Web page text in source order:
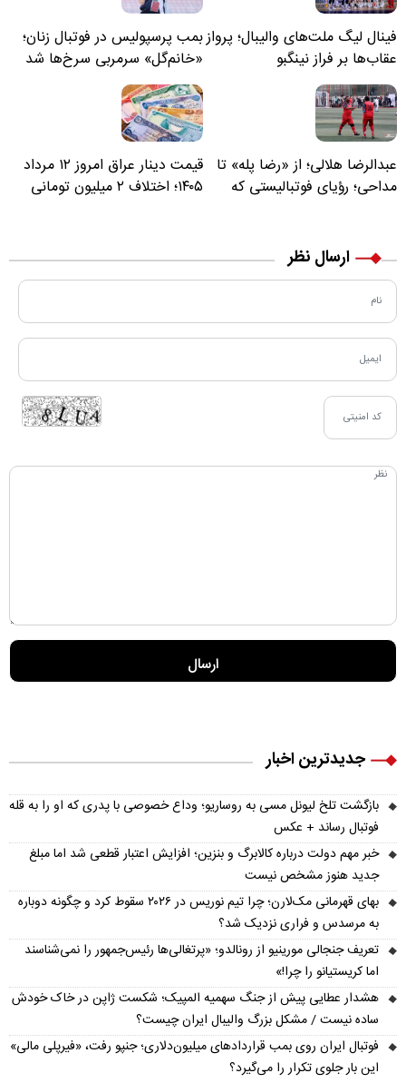
فینال لیگ ملت‌های والیبال؛ پرواز
عقاب‌ها بر فراز نینگبو
بمب پرسپولیس در فوتبال زنان؛
«خانم‌گل» سرمربی سرخ‌ها شد
عبدالرضا هلالی؛ از «رضا پله» تا
مداحی؛ رؤیای فوتبالیستی که
قیمت دینار عراق امروز ۱۲ مرداد
۱۴۰۵؛ اختلاف ۲ میلیون تومانی
ارسال نظر
جدیدترین اخبار
بازگشت تلخ لیونل مسی به روساریو؛ وداع خصوصی با پدری که او را به قله
فوتبال رساند + عکس
خبر مهم دولت درباره کالابرگ و بنزین؛ افزایش اعتبار قطعی شد اما مبلغ
جدید هنوز مشخص نیست
بهای قهرمانی مک‌لارن؛ چرا تیم نوریس در ۲۰۲۶ سقوط کرد و چگونه دوباره
به مرسدس و فراری نزدیک شد؟
تعریف جنجالی مورینیو از رونالدو؛ «پرتغالی‌ها رئیس‌جمهور را نمی‌شناسند
اما کریستیانو را چرا!»
هشدار عطایی پیش از جنگ سهمیه المپیک؛ شکست ژاپن در خاک خودش
ساده نیست / مشکل بزرگ والیبال ایران چیست؟
فوتبال ایران روی بمب قراردادهای میلیون‌دلاری؛ جنپو رفت، «فیرپلی مالی»
این بار جلوی تکرار را می‌گیرد؟